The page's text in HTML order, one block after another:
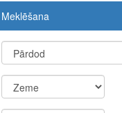
Meklēšana